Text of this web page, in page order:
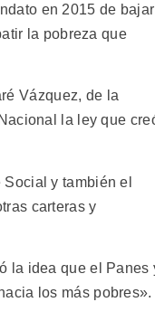
en 2015 de bajar
la pobreza que
Vázquez, de la
la ley que
y también el
carteras y
la idea que el Panes
los más pobres».